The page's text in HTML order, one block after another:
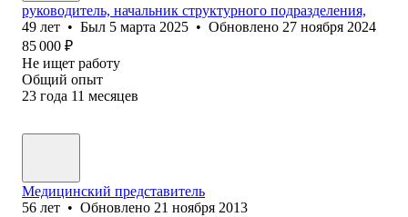
руководитель, начальник структурного подразделения,
49 лет • Был 5 марта 2025 • Обновлено 27 ноября 2024
85 000 ₽
Не ищет работу
Общий опыт
23 года 11 месяцев
Медицинский представитель
56 лет • Обновлено 21 ноября 2013